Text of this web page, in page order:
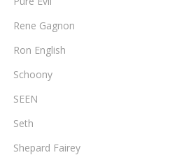
Rene Gagnon
Ron English
Schoony
SEEN
Seth
Shepard Fairey